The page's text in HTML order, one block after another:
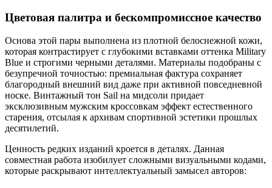
Цветовая палитра и бескомпромиссное качество
Основа этой пары выполнена из плотной белоснежной кожи,
которая контрастирует с глубокими вставками оттенка Military
Blue и строгими черными деталями. Материалы подобраны с
безупречной точностью: премиальная фактура сохраняет
благородный внешний вид даже при активной повседневной
носке. Винтажный тон Sail на мидсоли придает
эксклюзивным мужским кроссовкам эффект естественного
старения, отсылая к архивам спортивной эстетики прошлых
десятилетий.
Ценность редких изданий кроется в деталях. Данная
совместная работа изобилует сложными визуальными кодами,
которые раскрывают интеллектуальный замысел авторов: